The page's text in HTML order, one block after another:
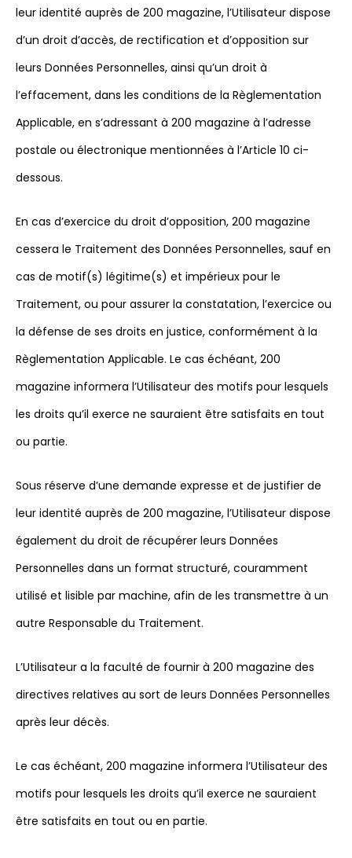
leur identité auprès de 200 magazine, l’Utilisateur dispose
d’un droit d’accès, de rectification et d’opposition sur
leurs Données Personnelles, ainsi qu’un droit à
l’effacement, dans les conditions de la Règlementation
Applicable, en s’adressant à 200 magazine à l’adresse
postale ou électronique mentionnées à l’Article 10 ci-
dessous.
En cas d’exercice du droit d’opposition, 200 magazine
cessera le Traitement des Données Personnelles, sauf en
cas de motif(s) légitime(s) et impérieux pour le
Traitement, ou pour assurer la constatation, l’exercice ou
la défense de ses droits en justice, conformément à la
Règlementation Applicable. Le cas échéant, 200
magazine informera l’Utilisateur des motifs pour lesquels
les droits qu’il exerce ne sauraient être satisfaits en tout
ou partie.
Sous réserve d’une demande expresse et de justifier de
leur identité auprès de 200 magazine, l’Utilisateur dispose
également du droit de récupérer leurs Données
Personnelles dans un format structuré, couramment
utilisé et lisible par machine, afin de les transmettre à un
autre Responsable du Traitement.
L’Utilisateur a la faculté de fournir à 200 magazine des
directives relatives au sort de leurs Données Personnelles
après leur décès.
Le cas échéant, 200 magazine informera l’Utilisateur des
motifs pour lesquels les droits qu’il exerce ne sauraient
être satisfaits en tout ou en partie.